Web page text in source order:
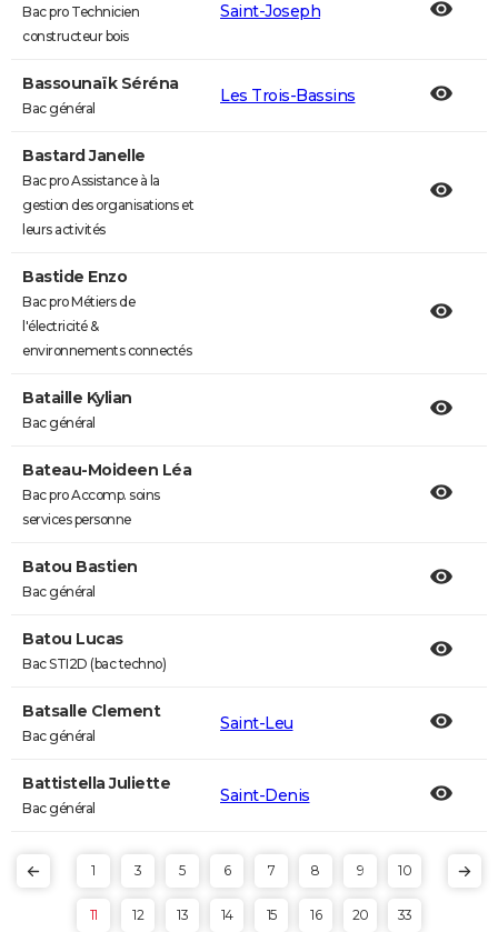
Bac pro Technicien
constructeur bois
Saint-Joseph
Bassounaïk Séréna
Bac général
Les Trois-Bassins
Bastard Janelle
Bac pro Assistance à la
gestion des organisations et
leurs activités
Bastide Enzo
Bac pro Métiers de
l'électricité &
environnements connectés
Bataille Kylian
Bac général
Bateau-Moideen Léa
Bac pro Accomp. soins
services personne
Batou Bastien
Bac général
Batou Lucas
Bac STI2D (bac techno)
Batsalle Clement
Bac général
Saint-Leu
Battistella Juliette
Bac général
Saint-Denis
1 3 5 6 7 8 9 10
11 12 13 14 15 16 20 33